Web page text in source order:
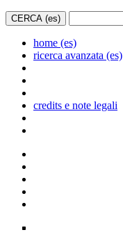
home (es)
ricerca avanzata (es)
credits e note legali